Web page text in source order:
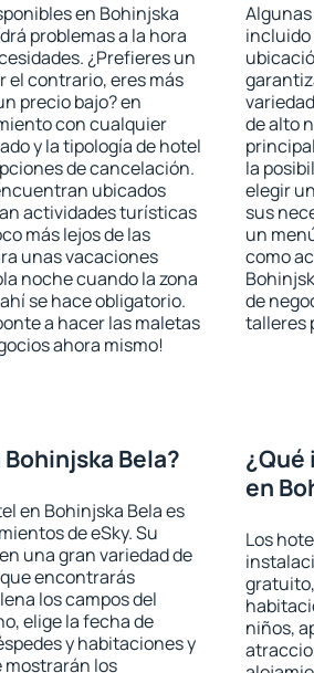
en Bohinjska
problemas a la hora
¿Prefieres un
el contrario, eres más
precio bajo? en
con cualquier
y la tipología de hotel
de cancelación.
ubicados
actividades turísticas
más lejos de las
unas vacaciones
noche cuando la zona
se hace obligatorio.
a hacer las maletas
ahora mismo!
incluido
de alto
la
elegir
sus
un
como
de
talleres
Bela?
en Bohinjska Bela es
de eSky. Su
una gran variedad de
encontrarás
los campos del
elige la fecha de
y habitaciones y
mostrarán los
en
Los
niños,